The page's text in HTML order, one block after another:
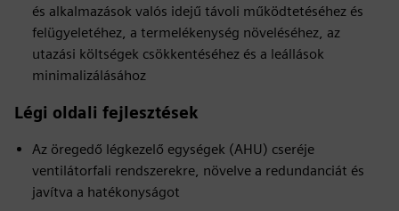
és alkalmazások valós idejű távoli működtetéséhez és
felügyeletéhez, a termelékenység növeléséhez, az
utazási költségek csökkentéséhez és a leállások
minimalizálásához
Légi oldali fejlesztések
Az öregedő légkezelő egységek (AHU) cseréje
ventilátorfali rendszerekre, növelve a redundanciát és
javítva a hatékonyságot